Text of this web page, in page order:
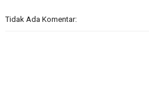
Tidak Ada Komentar: